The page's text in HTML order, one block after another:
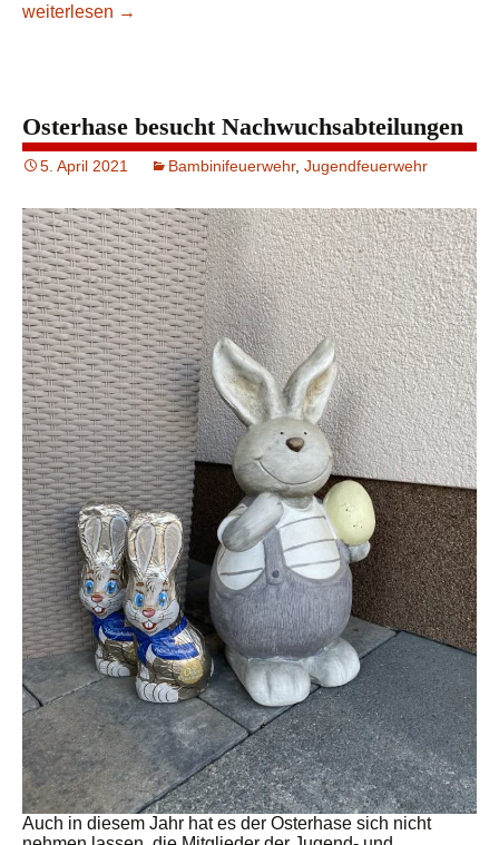
Vorschulkinder zu Gast bei der Feuerwehr Dernbach
weiterlesen →
Osterhase besucht Nachwuchsabteilungen
5. April 2021 Bambinifeuerwehr, Jugendfeuerwehr
Auch in diesem Jahr hat es der Osterhase sich nicht